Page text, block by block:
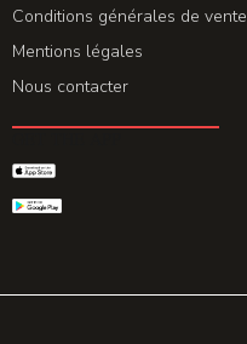
Conditions générales de vente
Mentions légales
Nous contacter